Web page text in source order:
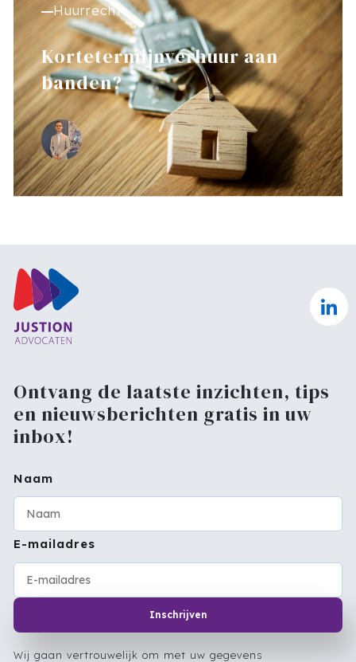
Huurrecht
Kortetermijnverhuur aan
banden?
Ontvang de laatste inzichten, tips
en nieuwsberichten gratis in uw
inbox!
Naam
E-mailadres
Inschrijven
Wij gaan vertrouwelijk om met uw gegevens